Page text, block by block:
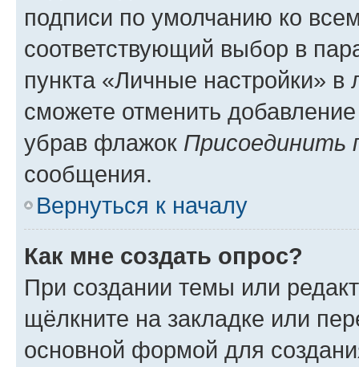
подписи по умолчанию ко
соответствующий выбор в
пункта «Личные настройки»
сможете отменить
убрав флажок Присоединить
сообщения.
Вернуться к началу
Как мне создать опрос?
При создании темы или
щёлкните на закладке или
основной формой для